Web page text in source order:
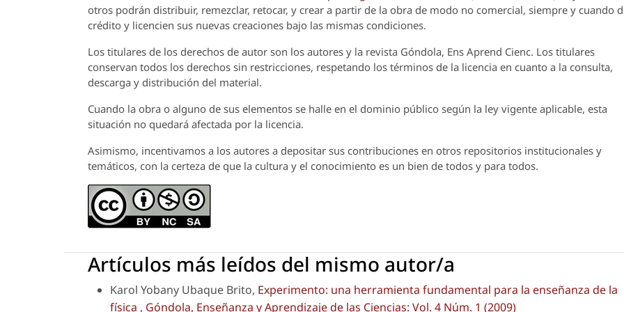
otros podrán distribuir, remezclar, retocar, y crear a partir de la obra de modo no comercial, siempre y cuando
crédito y licencien sus nuevas creaciones bajo las mismas condiciones.
Los titulares de los derechos de autor son los autores y la revista Góndola, Ens Aprend Cienc. Los titulares
conservan todos los derechos sin restricciones, respetando los términos de la licencia en cuanto a la consulta,
descarga y distribución del material.
Cuando la obra o alguno de sus elementos se halle en el dominio público según la ley vigente aplicable, esta
situación no quedará afectada por la licencia.
Asimismo, incentivamos a los autores a depositar sus contribuciones en otros repositorios institucionales y
temáticos, con la certeza de que la cultura y el conocimiento es un bien de todos y para todos.
Artículos más leídos del mismo autor/a
Karol Yobany Ubaque Brito, Experimento: una herramienta fundamental para la enseñanza de la
física , Góndola, Enseñanza y Aprendizaje de las Ciencias: Vol. 4 Núm. 1 (2009)